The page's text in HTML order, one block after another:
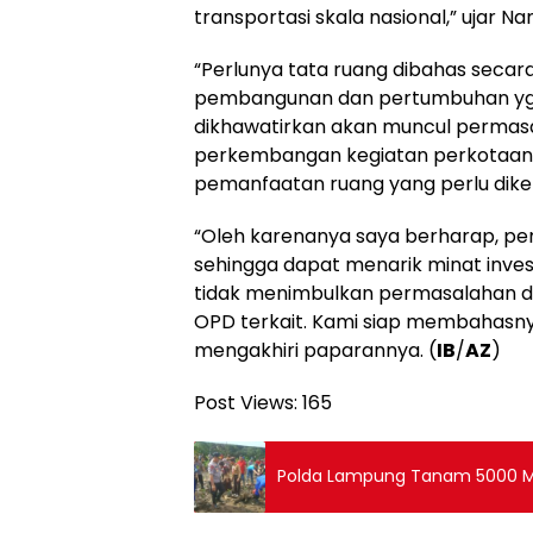
transportasi skala nasional,” ujar
“Perlunya tata ruang dibahas
pembangunan dan pertumbuhan
dikhawatirkan akan muncul
perkembangan kegiatan
pemanfaatan ruang yang perlu
“Oleh karenanya saya berharap,
sehingga dapat menarik minat
tidak menimbulkan permasalahan
OPD terkait. Kami siap
mengakhiri paparannya. (IB/AZ)
Post Views: 165
Polda Lampung Tanam 5000